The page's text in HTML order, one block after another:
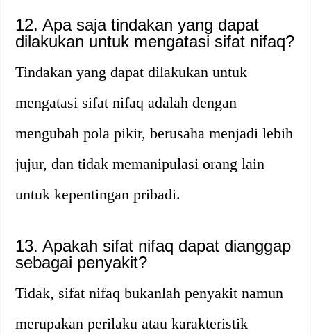
12. Apa saja tindakan yang dapat
dilakukan untuk mengatasi sifat nifaq?
Tindakan yang dapat dilakukan untuk
mengatasi sifat nifaq adalah dengan
mengubah pola pikir, berusaha menjadi lebih
jujur, dan tidak memanipulasi orang lain
untuk kepentingan pribadi.
13. Apakah sifat nifaq dapat dianggap
sebagai penyakit?
Tidak, sifat nifaq bukanlah penyakit namun
merupakan perilaku atau karakteristik